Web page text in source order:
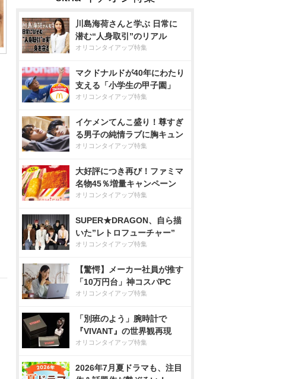
川島海荷さんと学ぶ 日常に
潜む“人身取引”のリアル
オリコンタイアップ特集
マクドナルドが40年にわたり
支える「小学生の甲子園」
オリコンタイアップ特集
イケメンてんこ盛り！尊すぎ
る男子の純情ラブに胸キュン
オリコンタイアップ特集
大好評につき再び！ファミマ
名物45％増量キャンペーン
オリコンタイアップ特集
SUPER★DRAGON、自ら描
いた”レトロフューチャー”
オリコンタイアップ特集
【驚愕】メーカー社員が推す
「10万円台」神コスパPC
オリコンタイアップ特集
「別班のよう」腕時計で
『VIVANT』の世界観再現
オリコンタイアップ特集
2026年7月夏ドラマも、注目